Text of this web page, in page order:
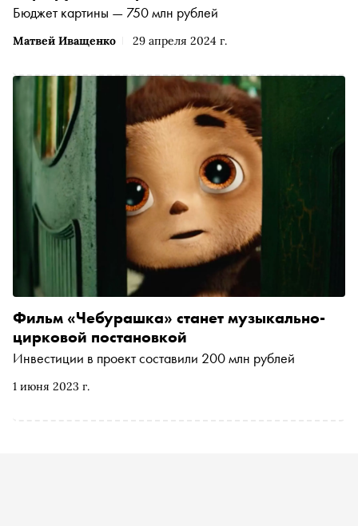
Матвей Иващенко 29 апреля 2024 г.
Бюджет картины — 750 млн рублей
1 июня 2023 г.
Фильм «Чебурашка» станет музыкально-
цирковой постановкой
Инвестиции в проект составили 200 млн рублей